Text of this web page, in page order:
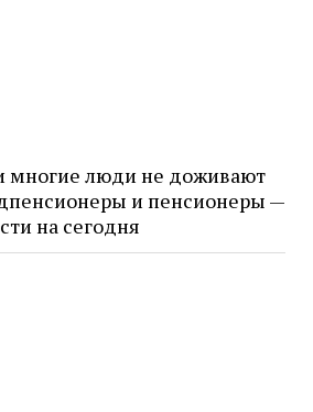
многие люди не доживают
и пенсионеры —
на сегодня